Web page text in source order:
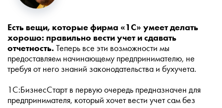
Есть вещи, которые фирма «1С» умеет делать
хорошо: правильно вести учет и сдавать
отчетность. Теперь все эти возможности мы
предоставляем начинающему предпринимателю, не
требуя от него знаний законодательства и бухучета.
1С:БизнесСтарт в первую очередь предназначен для
предпринимателя, который хочет вести учет сам без